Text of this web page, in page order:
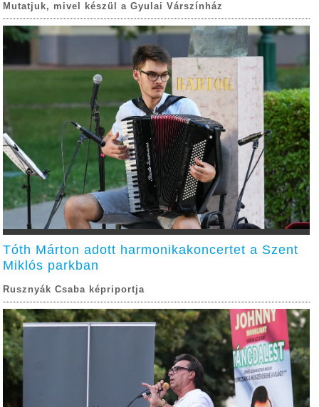
Mutatjuk, mivel készül a Gyulai Várszínház
Tóth Márton adott harmonikakoncertet a Szent
Miklós parkban
Rusznyák Csaba képriportja